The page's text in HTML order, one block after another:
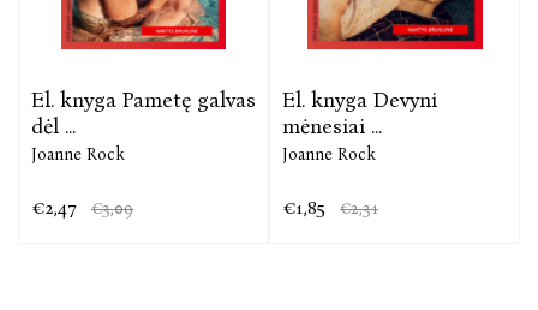
El. knyga Pametę galvas
dėl ...
Joanne Rock
€2,47 €3,09
El. knyga Devyni
mėnesiai ...
Joanne Rock
€1,85 €2,31